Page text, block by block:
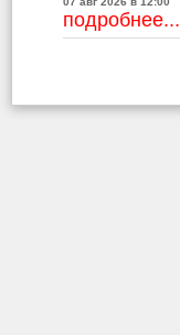
подробнее...